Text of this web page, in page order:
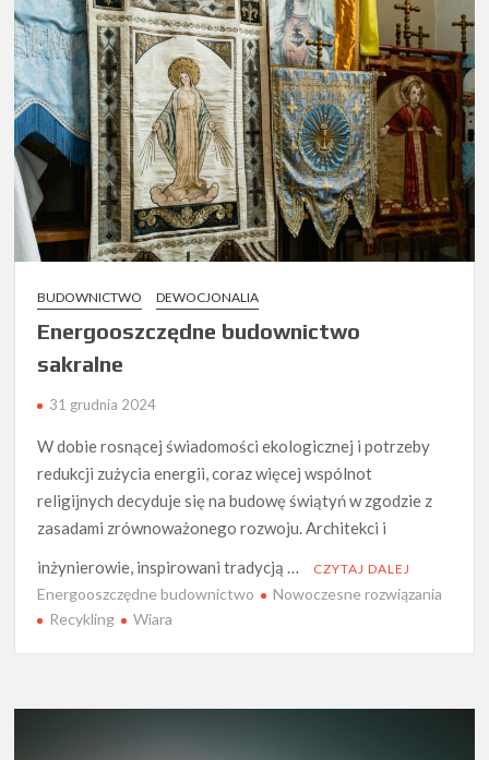
BUDOWNICTWO DEWOCJONALIA
Energooszczędne budownictwo
sakralne
31 grudnia 2024
W dobie rosnącej świadomości ekologicznej i potrzeby
redukcji zużycia energii, coraz więcej wspólnot
religijnych decyduje się na budowę świątyń w zgodzie z
zasadami zrównoważonego rozwoju. Architekci i
inżynierowie, inspirowani tradycją …
CZYTAJ DALEJ
Energooszczędne budownictwo
Nowoczesne rozwiązania
Recykling
Wiara